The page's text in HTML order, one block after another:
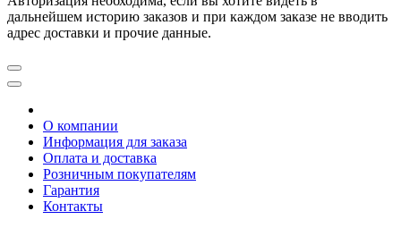
дальнейшем историю заказов и при каждом заказе не вводить
адрес доставки и прочие данные.
О компании
Информация для заказа
Оплата и доставка
Розничным покупателям
Гарантия
Контакты